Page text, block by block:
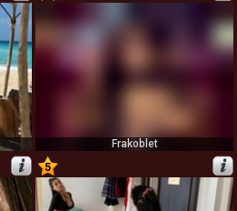
Frakoblet
5
10